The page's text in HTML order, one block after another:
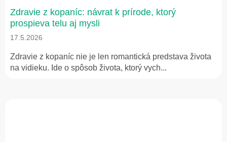
Zdravie z kopaníc: návrat k prírode, ktorý
prospieva telu aj mysli
17.5.2026
Zdravie z kopaníc nie je len romantická predstava života
na vidieku. Ide o spôsob života, ktorý vych...